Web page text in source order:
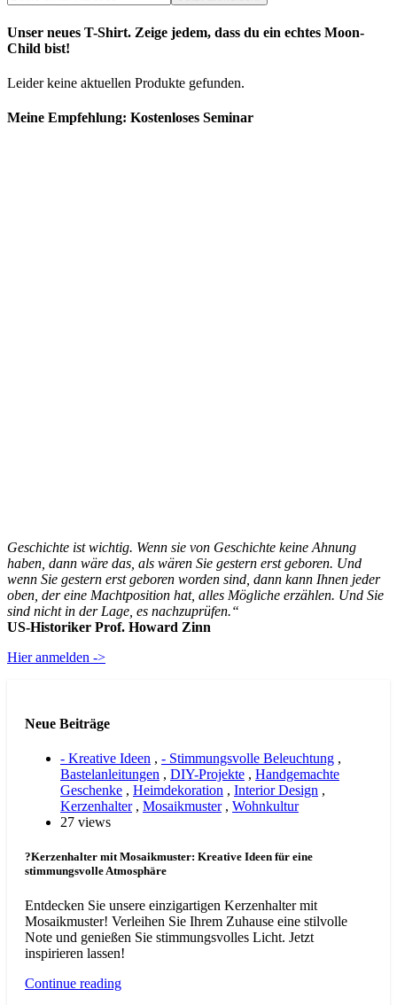
Unser neues T-Shirt. Zeige jedem, dass du ein echtes Moon-
Child bist!
Leider keine aktuellen Produkte gefunden.
Meine Empfehlung: Kostenloses Seminar
Geschichte ist wichtig. Wenn sie von Geschichte keine Ahnung
haben, dann wäre das, als wären Sie gestern erst geboren. Und
wenn Sie gestern erst geboren worden sind, dann kann Ihnen jeder
oben, der eine Machtposition hat, alles Mögliche erzählen. Und Sie
sind nicht in der Lage, es nachzuprüfen.“
US-Historiker Prof. Howard Zinn
Hier anmelden ->
Neue Beiträge
- Kreative Ideen , - Stimmungsvolle Beleuchtung ,
Bastelanleitungen , DIY-Projekte , Handgemachte
Geschenke , Heimdekoration , Interior Design ,
Kerzenhalter, Mosaikmuster, Wohnkultur
27 views
?Kerzenhalter mit Mosaikmuster: Kreative Ideen für eine
stimmungsvolle Atmosphäre
Entdecken Sie unsere einzigartigen Kerzenhalter mit
Mosaikmuster! Verleihen Sie Ihrem Zuhause eine stilvolle
Note und genießen Sie stimmungsvolles Licht. Jetzt
inspirieren lassen!
Continue reading